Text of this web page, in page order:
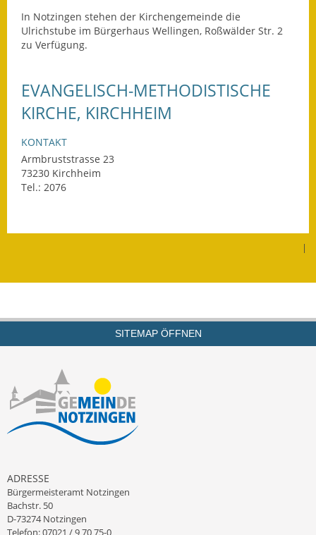
Notfallplanung
Schadensmeldung
Straßenbau
Zahlen und Fakten
In Notzingen stehen der Kirchengemeinde die
Ulrichstube im Bürgerhaus Wellingen, Roßwälder Str. 2
zu Verfügung.
EVANGELISCH-METHODISTISCHE
KIRCHE, KIRCHHEIM
KONTAKT
Armbruststrasse 23
73230 Kirchheim
Tel.: 2076
|
SITEMAP ÖFFNEN
ADRESSE
Bürgermeisteramt Notzingen
Bachstr. 50
D-73274 Notzingen
Telefon: 07021 / 9 70 75-0